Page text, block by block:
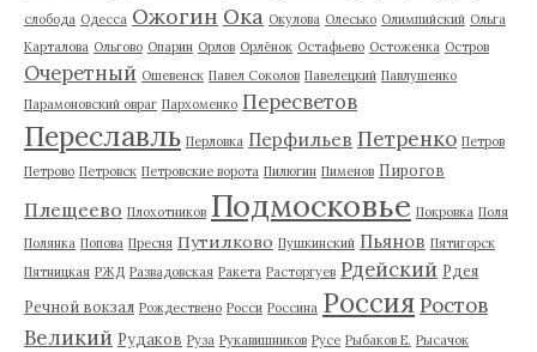
слобода Одесса Ожогин Ока Окулова Олесько Олимпийский Ольга
Карталова Ольгово Опарин Орлов Орлёнок Остафьево Остоженка Остров
Очеретный Ошевенск Павел Соколов Павелецкий Павлушенко
Парамоновский овраг Пархоменко Пересветов
Переславль Перловка Перфильев Петренко Петров
Петрово Петровск Петровские ворота Пилюгин Пименов Пирогов
Плещеево Плохотников Подмосковье Покровка Поля
Полянка Попова Пресня Путилково Пушкинский Пьянов Пятигорск
Пятницкая РЖД Развадовская Ракета Расторгуев Рдейский Рдея
Речной вокзал Рождествено Росси Россина Россия Ростов
Великий Рудаков Руза Рукавишников Русе Рыбаков Е. Рысачок